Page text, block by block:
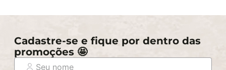
Cadastre-se e fique por dentro das
promoções 🤩